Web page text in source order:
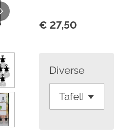
€ 27,50
Diverse